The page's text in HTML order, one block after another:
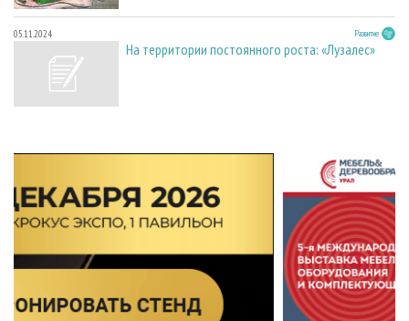
05.11.2024 Развитие
На территории постоянного роста: «Лузалес»